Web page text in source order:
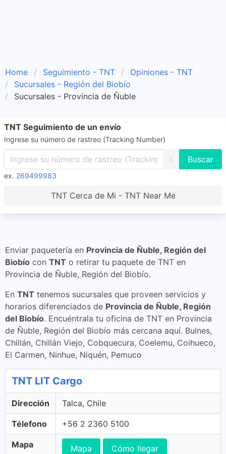
Home Seguimiento - TNT
Opiniones - TNT
Sucursales - Región del Biobío
Sucursales - Provincia de Ñuble
TNT Seguimiento de un envío
Ingrese su número de rastreo (Tracking Number)
X
ex. 269499983
TNT Cerca de Mi - TNT Near Me
Enviar paquetería en Provincia de Ñuble, Región del
Biobío con TNT o retirar tu paquete de TNT en
Provincia de Ñuble, Región del Biobío.
En TNT tenemos sucursales que proveen servicios y
horarios diferenciados de Provincia de Ñuble, Región
del Biobío. Encuéntrala tu oficina de TNT en Provincia
de Ñuble, Región del Biobío más cercana aquí. Bulnes,
Chillán, Chillán Viejo, Cobquecura, Coelemu, Coihueco,
El Carmen, Ninhue, Niquén, Pemuco
TNT LIT Cargo
Dirección Talca, Chile
Télefono +56 2 2360 5100
Mapa Mapa Cómo llegar